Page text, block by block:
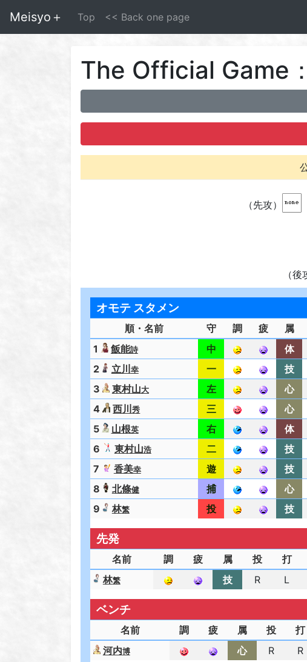
Meisyo＋ Top << Back one page
The Official Game
（先攻）
（後
オモテ スタメン
順・名前 守 調 疲 属
1
飯能詩 中 体
2
立川 幸 一 技
3
東村山大 左 心
4
西川秀 三 心
5
山根英 右 体
6
東村山浩 二 技
7
香美幸 遊 技
8
北條健 捕 心
9
林繁 投 技
先発
名前 調 疲 属 投 打
林繁 技 R L
ベンチ
名前 調 疲 属 投 打
河内博 心 R R